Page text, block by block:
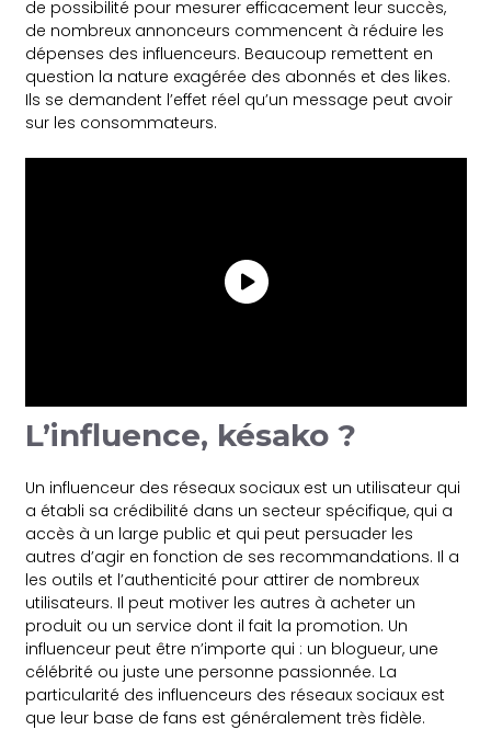
de possibilité pour mesurer efficacement leur succès,
de nombreux annonceurs commencent à réduire les
dépenses des influenceurs. Beaucoup remettent en
question la nature exagérée des abonnés et des likes.
Ils se demandent l’effet réel qu’un message peut avoir
sur les consommateurs.
L’influence, késako ?
Un influenceur des réseaux sociaux est un utilisateur qui
a établi sa crédibilité dans un secteur spécifique, qui a
accès à un large public et qui peut persuader les
autres d’agir en fonction de ses recommandations. Il a
les outils et l’authenticité pour attirer de nombreux
utilisateurs. Il peut motiver les autres à acheter un
produit ou un service dont il fait la promotion. Un
influenceur peut être n’importe qui : un blogueur, une
célébrité ou juste une personne passionnée. La
particularité des influenceurs des réseaux sociaux est
que leur base de fans est généralement très fidèle.